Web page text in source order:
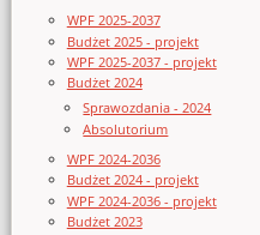
WPF 2025-2037
Budżet 2025 - projekt
WPF 2025-2037 - projekt
Budżet 2024
Sprawozdania - 2024
Absolutorium
WPF 2024-2036
Budżet 2024 - projekt
WPF 2024-2036 - projekt
Budżet 2023